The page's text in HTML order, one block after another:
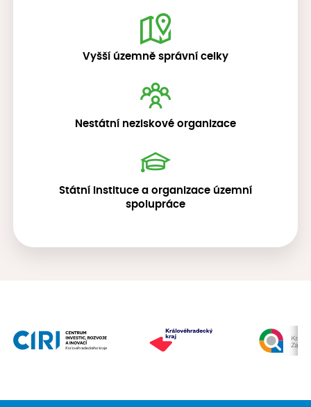
Vyšší územně správní celky
Nestátní neziskové organizace
Státní instituce a organizace územní
spolupráce